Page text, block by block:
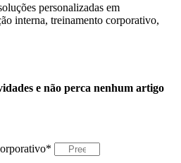
personalizadas em
interna, treinamento corporativo,
e não perca nenhum artigo